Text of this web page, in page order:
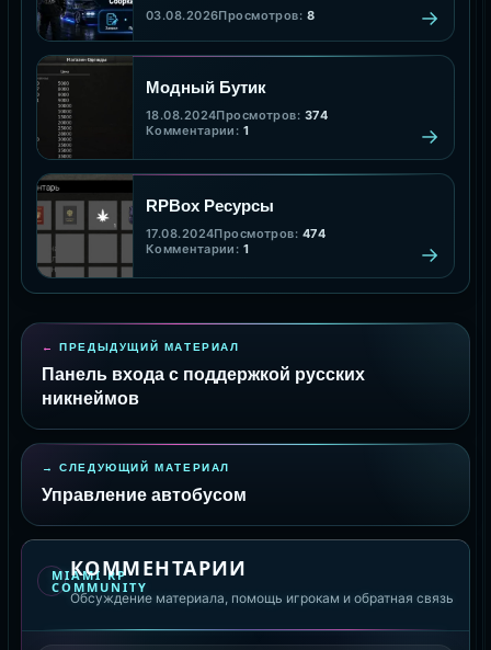
сборка клановой системы
03.08.2026Просмотров: 8
Модный Бутик
18.08.2024Просмотров: 374
Комментарии: 1
RPBox Ресурсы
17.08.2024Просмотров: 474
Комментарии: 1
ПРЕДЫДУЩИЙ МАТЕРИАЛ
Панель входа с поддержкой русских
никнеймов
СЛЕДУЮЩИЙ МАТЕРИАЛ
Управление автобусом
MIAMI RP
COMMUNITY
КОММЕНТАРИИ
Обсуждение материала, помощь игрокам и обратная связь